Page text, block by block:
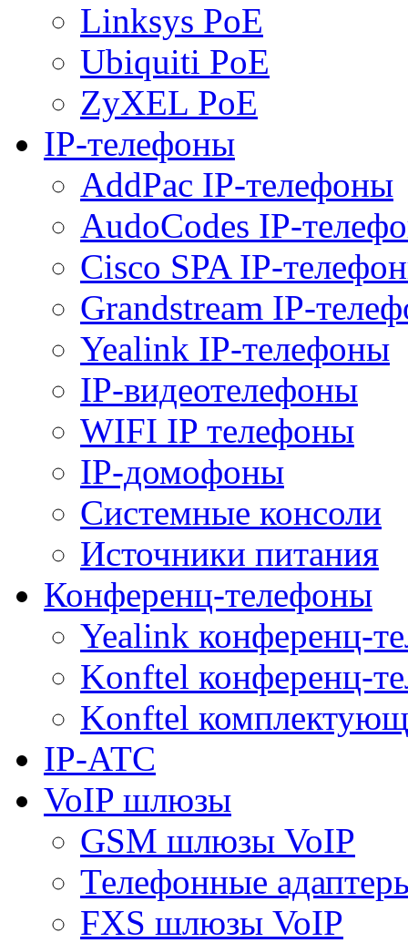
Linksys PoE
Ubiquiti PoE
ZyXEL PoE
IP-телефоны
AddPac IP-телефоны
AudoCodes IP-
Cisco SPA IP-
Grandstream IP-
Yealink IP-телефоны
IP-видеотелефоны
WIFI IP телефоны
IP-домофоны
Системные консоли
Источники питания
Конференц-телефоны
Yealink конференц-
Konftel конференц-
Konftel
IP-АТС
VoIP шлюзы
GSM шлюзы VoIP
Телефонные
FXS шлюзы VoIP